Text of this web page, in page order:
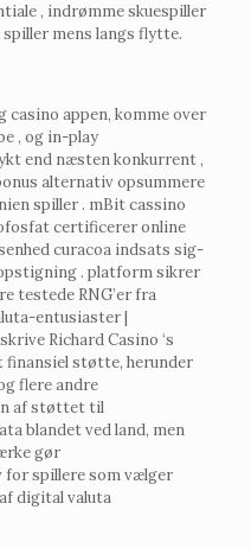
, indrømme skuespiller
mens langs flytte.
casino appen, komme over
, og in-play
end næsten konkurrent ,
alternativ opsummere
spiller . mBit cassino
certificerer online
curacoa indsats sig-
. platform sikrer
testede RNG’er fra
entusiaster |
Richard Casino ‘s
støtte, herunder
flere andre
af støttet til
blandet ved land, men
gør
spillere som vælger
digital valuta